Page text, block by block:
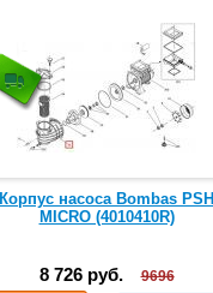
Корпус насоса Bombas PSH
MICRO (4010410R)
8 726 руб.
9696